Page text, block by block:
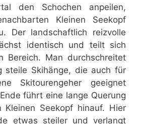
den Schochen anpeilen,
Kleinen Seekopf
Der landschaftlich reizvolle
identisch und teilt sich
Bereich. Man durchschreitet
steile Skihänge, die auch für
Skitourengeher geeignet
führt eine lange Querung
Kleinen Seekopf hinauf. Hier
etwas steiler und verlangt